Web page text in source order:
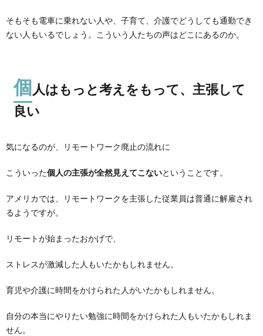
そもそも電車に乗れない人や、子育て、介護でどうしても通勤でき
ない人もいるでしょう。こういう人たちの声はどこにあるのか。
個人はもっと考えをもって、主張して
良い
気になるのが、リモートワーク廃止の流れに
こういった個人の主張が全然見えてこないということです。
アメリカでは、リモートワークを主張した従業員は普通に解雇され
るようですが。
リモートが始まったおかげで、
ストレスが激減した人もいたかもしれません。
育児や介護に時間をかけられた人がいたかもしれません。
自分の本当にやりたい勉強に時間をかけられた人もいたかもしれま
せん。